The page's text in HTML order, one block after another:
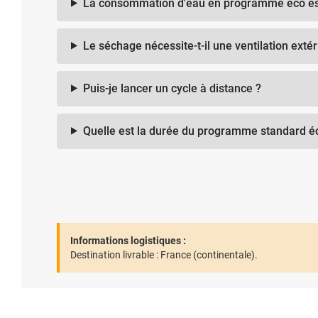
La consommation d'eau en programme éco
Le séchage nécessite-t-il une ventilation
Puis-je lancer un cycle à distance ?
Quelle est la durée du programme standard
Informations logistiques :
Destination livrable : France (continentale).